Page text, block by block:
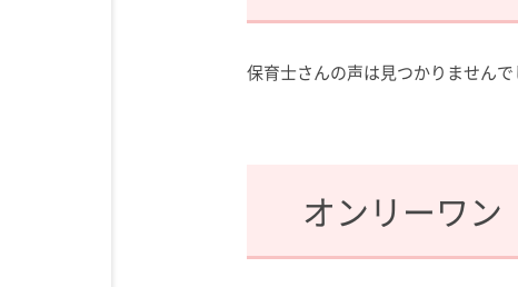
保育士さんの声は見つかりませんで
オンリーワン